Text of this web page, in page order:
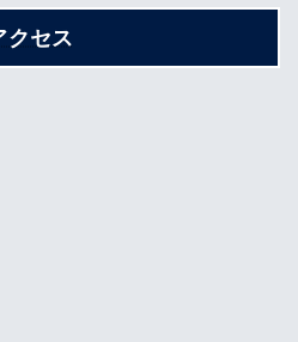
クセス